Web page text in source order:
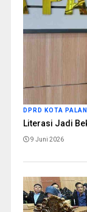
DPRD KOTA
Literasi Jadi
9 Juni 2026